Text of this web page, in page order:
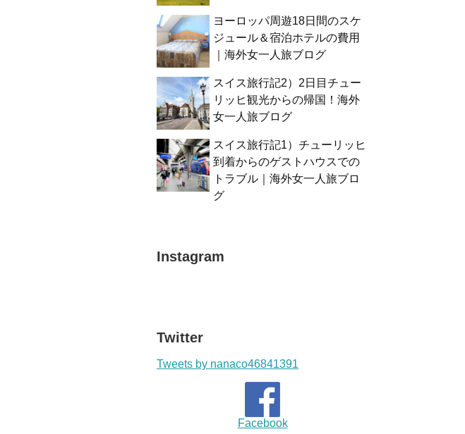
ヨーロッパ周遊18日間のスケ
ジュール＆宿泊ホテルの費用
｜海外女一人旅ブログ
スイス旅行記2）2日目チュー
リッヒ観光からの帰国！海外
女一人旅ブログ
スイス旅行記1）チューリッヒ
到着からのゲストハウスでの
トラブル｜海外女一人旅ブロ
グ
Instagram
Twitter
Tweets by nanaco46841391
Facebook